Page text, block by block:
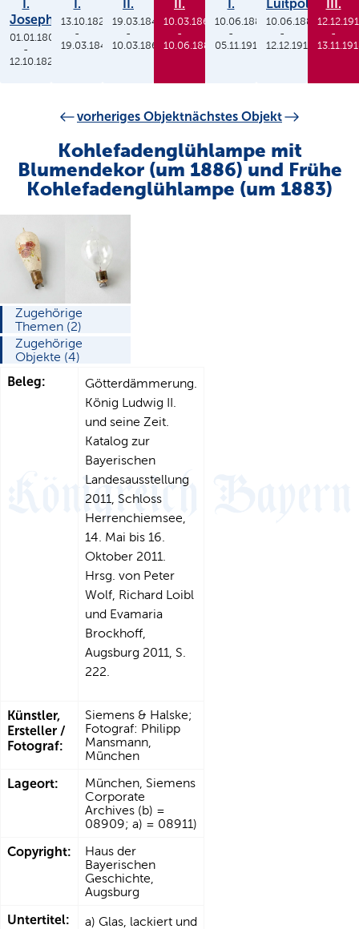
I.
Joseph
01.01.1806
-
12.10.1825
I.
13.10.1825
-
19.03.1848
II.
19.03.1848
-
10.03.1864
II.
10.03.1864
-
10.06.1886
I.
10.06.1886
-
05.11.1913
Luitpold
10.06.1886
-
12.12.1912
III.
-
vorheriges Objektnächstes Objekt
Kohlefadenglühlampe mit
Blumendekor (um 1886) und Frühe
Kohlefadenglühlampe (um 1883)
Zugehörige
Themen (2)
Zugehörige
Objekte (4)
Beleg:
Götterdämmerung.
König Ludwig II.
und seine Zeit.
Katalog zur
Bayerischen
Landesausstellung
2011, Schloss
Herrenchiemsee,
14. Mai bis 16.
Oktober 2011.
Hrsg. von Peter
Wolf, Richard Loibl
und Evamaria
Brockhoff,
Augsburg 2011, S.
222.
Künstler,
Ersteller /
Fotograf:
Siemens & Halske;
Fotograf: Philipp
Mansmann,
München
Lageort:
München, Siemens
Corporate
Archives (b) =
08909; a) = 08911)
Copyright:
Haus der
Bayerischen
Geschichte,
Augsburg
Untertitel:
a) Glas, lackiert und